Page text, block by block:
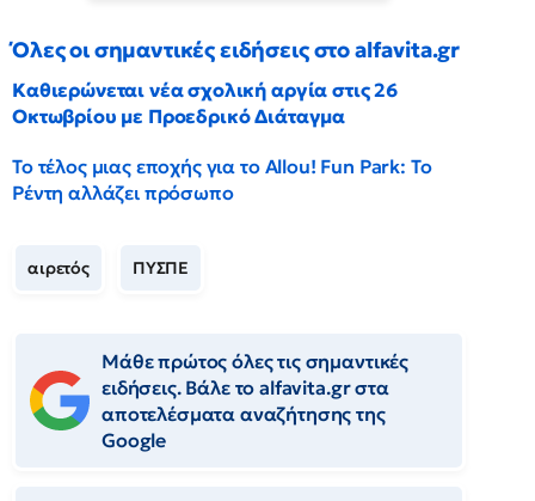
Όλες οι σημαντικές ειδήσεις στο alfavita.gr
Καθιερώνεται νέα σχολική αργία στις 26
Οκτωβρίου με Προεδρικό Διάταγμα
Το τέλος μιας εποχής για το Allou! Fun Park: Το
Ρέντη αλλάζει πρόσωπο
αιρετός ΠΥΣΠΕ
Μάθε πρώτος όλες τις σημαντικές
ειδήσεις. Βάλε το alfavita.gr στα
αποτελέσματα αναζήτησης της
Google